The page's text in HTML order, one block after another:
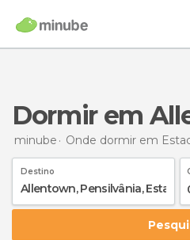
Dormir em
minube Onde dormir em
Destino